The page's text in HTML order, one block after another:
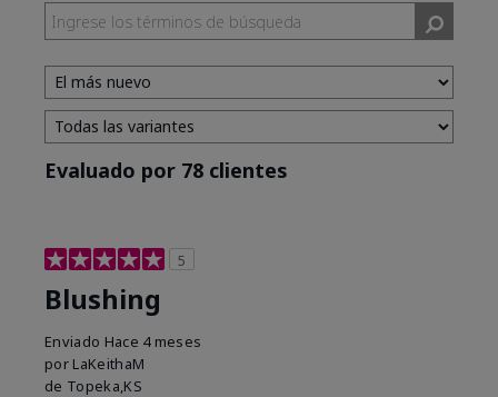
Evaluado por 78 clientes
5
Blushing
Enviado Hace 4 meses
por LaKeithaM
de Topeka,KS